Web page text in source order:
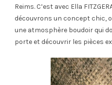
Reims. C’est avec Ella
découvrons un concept chic,
une atmosphère boudoir qui
porte et découvrir les pièces